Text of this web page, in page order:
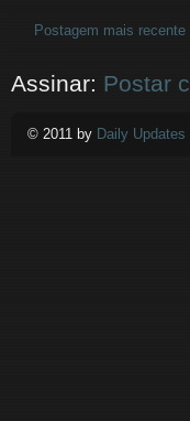
Postagem mais recente
Assinar: Postar
© 2011 by Daily